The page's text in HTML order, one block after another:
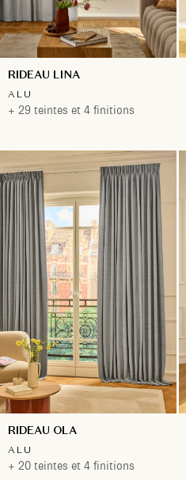
RIDEAU LINA
ALU
+ 29 teintes et 4 finitions
RIDEAU OLA
ALU
+ 20 teintes et 4 finitions